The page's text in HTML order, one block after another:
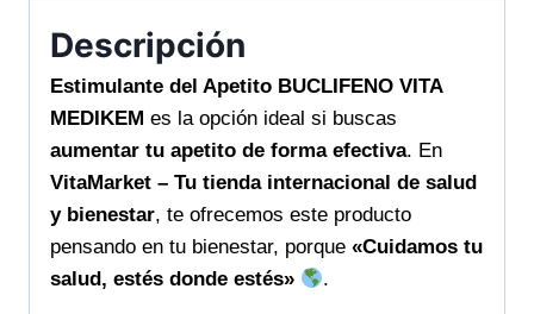
recuperar
energía
cada
día
cantidad
Descripción
Estimulante del Apetito BUCLIFENO VITA
MEDIKEM es la opción ideal si buscas
aumentar tu apetito de forma efectiva. En
VitaMarket – Tu tienda internacional de salud
y bienestar, te ofrecemos este producto
pensando en tu bienestar, porque «Cuidamos tu
salud, estés donde estés»
.